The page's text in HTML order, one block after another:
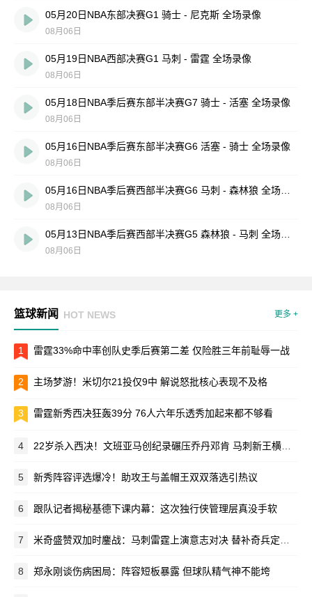
05月20日NBA东部决赛G1 骑士 - 尼克斯 全场录像
08月06日
05月19日NBA西部决赛G1 马刺 - 雷霆 全场录像
08月06日
05月18日NBA季后赛东部半决赛G7 骑士 - 活塞 全场录像
08月06日
05月16日NBA季后赛东部半决赛G6 活塞 - 骑士 全场录像
08月06日
08月06日
08月06日
篮球新闻 HOT NEWS 更多 +
1 雷霆33%命中率创队史季后赛第二差 仅险胜三年前耻辱一战
2 主场梦游！米切尔21投仅9中 解说怒批核心表现不及格
3 雷霆新秀西决狂轰39分 76人六年乐透秀加起来都不够看
4 22岁杀入西决！文班亚马创纪录碾压乔丹邓肯 马刺新王横空出世
5 新秀阵容评选爆冷！助攻王与盖帽王双双落选引热议
6 跟队记者揭秘基德下课内幕：这次独行侠管理层真没手软
7 米奇盛赞双加时鏖战：马刺雷霆上演意志对决 替补奇兵定乾坤
8 郑永刚谈伤病困局：阵容短板暴露 但球队精气神不能垮